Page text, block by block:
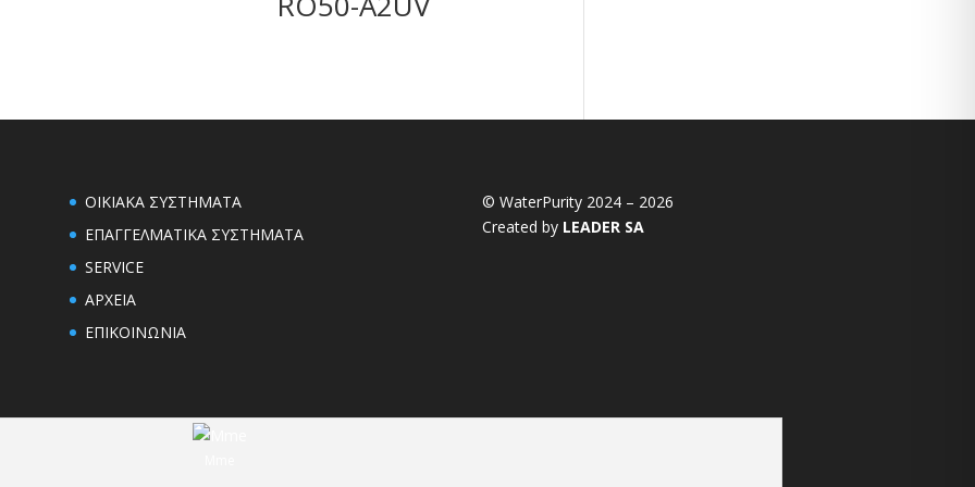
ΟΙΚΙΑΚΑ ΣΥΣΤΗΜΑΤΑ
ΕΠΑΓΓΕΛΜΑΤΙΚΑ ΣΥΣΤΗΜΑΤΑ
SERVICE
ΑΡΧΕΙΑ
ΕΠΙΚΟΙΝΩΝΙΑ
© WaterPurity 2024 – 2026
Created by LEADER SA